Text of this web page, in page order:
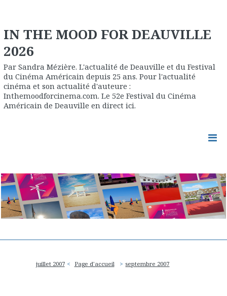
IN THE MOOD FOR DEAUVILLE
2026
Par Sandra Mézière. L'actualité de Deauville et du Festival
du Cinéma Américain depuis 25 ans. Pour l'actualité
cinéma et son actualité d'auteure :
Inthemoodforcinema.com. Le 52e Festival du Cinéma
Américain de Deauville en direct ici.
juillet 2007 Page d'accueil septembre 2007